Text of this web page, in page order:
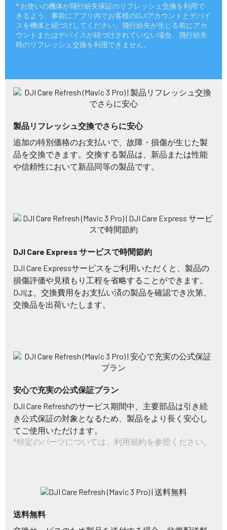
* お使いの機体が飛行紛失保証のリフレッシュ交換を利用で
きるよう、事前にアプリ内でお客様のDJIアカウントとデバイ
スを機体と紐づけしてください。飛行紛失が生じる前にアカ
ウントまたはデバイスが紐づけされていない場合、飛行紛失
時のリフレッシュ交換を利用できません。
製品リフレッシュ交換でさらに安心
追加の特別価格のお支払いで、故障・損傷が生じた製
品を交換できます。交換する製品は、新品または性能
や信頼性において新品同等の製品です。
DJI Care Express サービスで時間節約
DJI Care Expressサービスをご利用いただくと、製品の
損傷評価や見積もり工程を省略することができます。
DJIは、交換費用をお支払い済の製品を確認でき次第、
交換品を出荷いたします。
安心で充実の公式保証プラン
DJI Care Refreshのサービス期間中、主要部品は引き続
き公式保証の対象となるため、製品をより長く安心し
てご使用いただけます。
*特定のパーツについては、利用規約を参照ください。
送料無料